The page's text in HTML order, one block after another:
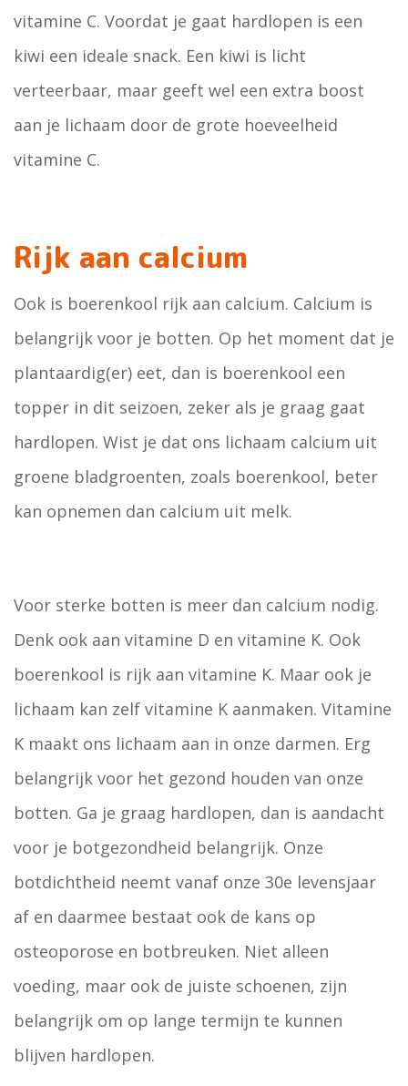
vitamine C. Voordat je gaat hardlopen is een
kiwi een ideale snack. Een kiwi is licht
verteerbaar, maar geeft wel een extra boost
aan je lichaam door de grote hoeveelheid
vitamine C.
Rijk aan calcium
Ook is boerenkool rijk aan calcium. Calcium is
belangrijk voor je botten. Op het moment dat je
plantaardig(er) eet, dan is boerenkool een
topper in dit seizoen, zeker als je graag gaat
hardlopen. Wist je dat ons lichaam calcium uit
groene bladgroenten, zoals boerenkool, beter
kan opnemen dan calcium uit melk.
Voor sterke botten is meer dan calcium nodig.
Denk ook aan vitamine D en vitamine K. Ook
boerenkool is rijk aan vitamine K. Maar ook je
lichaam kan zelf vitamine K aanmaken. Vitamine
K maakt ons lichaam aan in onze darmen. Erg
belangrijk voor het gezond houden van onze
botten. Ga je graag hardlopen, dan is aandacht
voor je botgezondheid belangrijk. Onze
botdichtheid neemt vanaf onze 30e levensjaar
af en daarmee bestaat ook de kans op
osteoporose en botbreuken. Niet alleen
voeding, maar ook de juiste schoenen, zijn
belangrijk om op lange termijn te kunnen
blijven hardlopen.